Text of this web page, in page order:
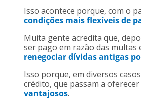
Isso acontece porque, com o
condições mais flexíveis de
Muita gente acredita que,
ser pago em razão das multas
renegociar dívidas antigas
Isso porque, em diversos
crédito, que passam a oferecer
vantajosos.